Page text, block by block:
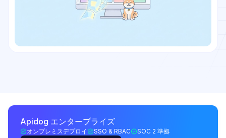
Apidog エンタープライズ
オンプレミスデプロイ SSO & RBAC SOC 2 準拠